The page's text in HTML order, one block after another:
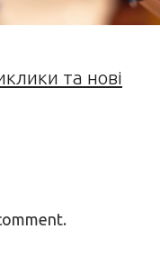
та нові